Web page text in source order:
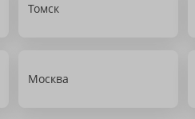
Томск
Москва